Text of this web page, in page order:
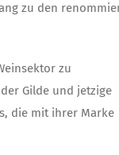
zu den
zu
Gilde und jetzige
die mit ihrer Marke